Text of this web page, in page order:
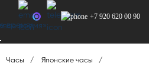
+7 920 620 00 90
Часы
Японские часы